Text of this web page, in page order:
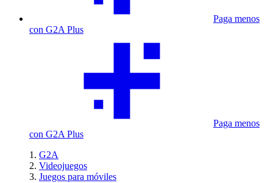
Paga menos
con G2A Plus
Paga menos
con G2A Plus
G2A
Videojuegos
Juegos para móviles